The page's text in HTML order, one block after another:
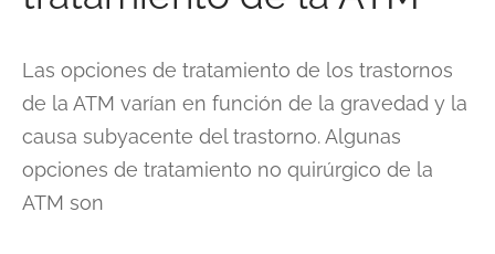
Las opciones de tratamiento de los trastornos
de la ATM varían en función de la gravedad y la
causa subyacente del trastorno. Algunas
opciones de tratamiento no quirúrgico de la
ATM son